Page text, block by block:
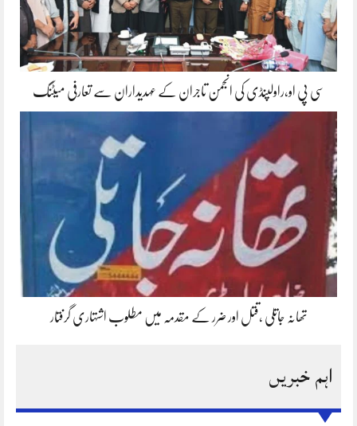
سی پی او،راولپنڈی کی انجمن تاجران کے عہدیداران سے تعارفی میٹنگ
تھانہ جاتلی ،قتل اور ضرر کے مقدمہ میں مطلوب اشتہاری گرفتار
اہم خبریں